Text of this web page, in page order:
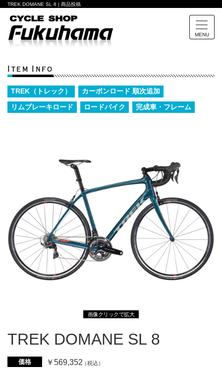
TREK DOMANE SL 8 | 商品投稿
MENU
Item Info
TREK（トレック） カーボンロード 順次追加
リムブレーキロード ロードバイク 完成車・フレーム
画像クリックで拡大
TREK DOMANE SL 8
価格 ￥569,352（税込）